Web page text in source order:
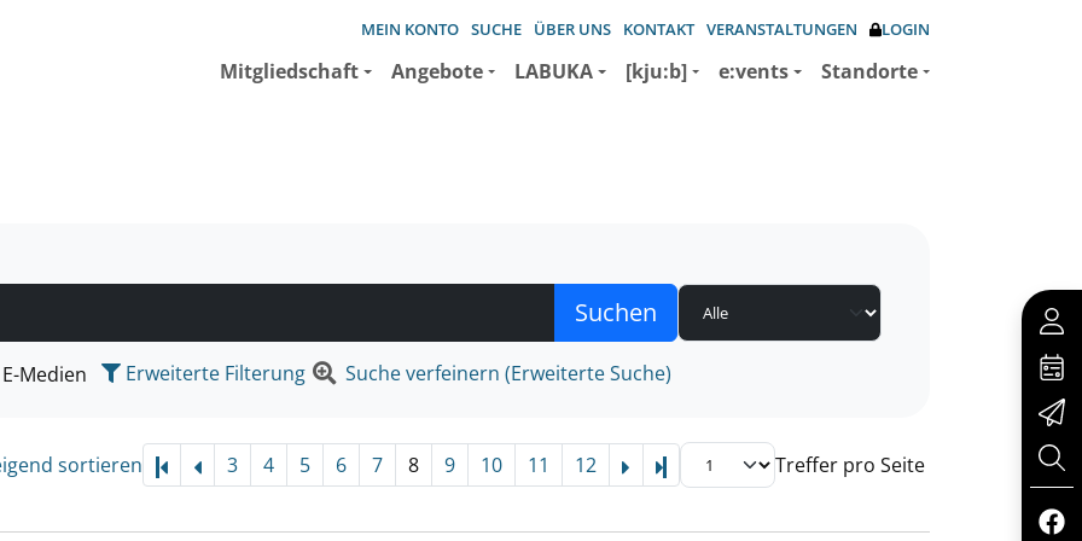
MEIN KONTO SUCHE ÜBER UNS KONTAKT VERANSTALTUNGEN LOGIN
Mitgliedschaft Angebote LABUKA [kju:b] e:vents Standorte
suchen wollen.
E-Medien Erweiterte Filterung Suche verfeinern (Erweiterte Suche)
sortieren 3 4 5 6 7 8 9 10 11 12 Letzte SeiteTreffer pro Seite